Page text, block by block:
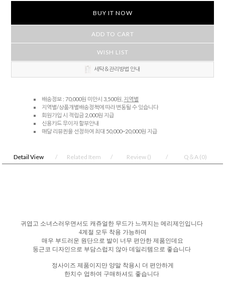
BUY IT NOW
ADD TO CART
WISH LIST
세탁＆관리방법 안내
배송정보 : 70,000원 미만시 3,500원, 지역별
지역별/상품개별배송정책에 따라 변동될 수 있습니다
회원가입 시 적립금 2,000원 지급
신용카드 무이자 할부안내
매달 리뷰퀸을 선정하여 최대 50,000~20,000원 지급
Detail View Related Item Review () Q＆A (0)
귀엽고 소녀스러우면서도 캐쥬얼한 무드가 느껴지는 메리제인입니다
4계절 모두 착용 가능하며
매우 부드러운 원단으로 발이 너무 편안한 제품인데요
둥근코 디자인으로 부담스럽지 않아 데일리템으로 좋습니다
정사이즈 제품이지만 양말 착용시 더 편안하게
한치수 업하여 구매하셔도 좋습니다